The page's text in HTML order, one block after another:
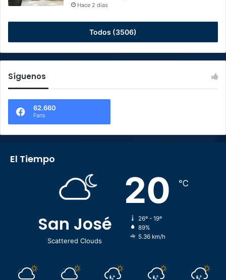
Hace 2 días
Todos (3506)
Síguenos
62.660
Fans
El Tiempo
San José
Scattered Clouds
20 ℃
26º - 19º
89%
5.36 km/h